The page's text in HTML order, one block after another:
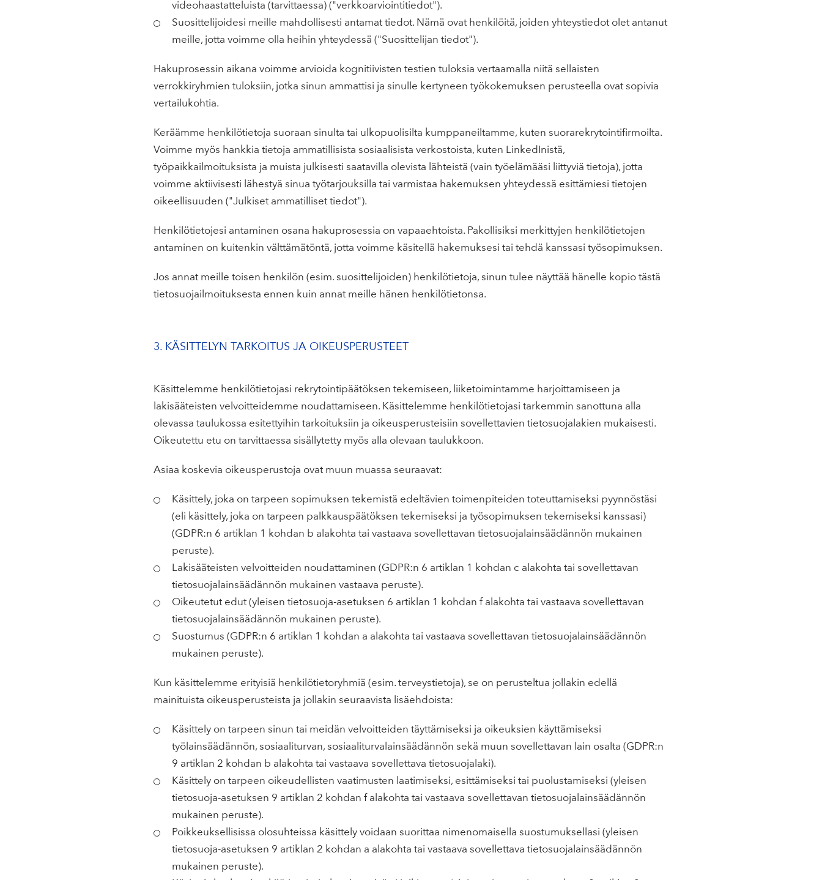
videohaastatteluista (tarvittaessa) ("verkkoarviointitiedot").
Suosittelijoidesi meille mahdollisesti antamat tiedot. Nämä ovat henkilöitä, joiden yhteystiedot olet antanut
meille, jotta voimme olla heihin yhteydessä ("Suosittelijan tiedot").
Hakuprosessin aikana voimme arvioida kognitiivisten testien tuloksia vertaamalla niitä sellaisten
verrokkiryhmien tuloksiin, jotka sinun ammattisi ja sinulle kertyneen työkokemuksen perusteella ovat sopivia
vertailukohtia.
Keräämme henkilötietoja suoraan sinulta tai ulkopuolisilta kumppaneiltamme, kuten suorarekrytointifirmoilta.
Voimme myös hankkia tietoja ammatillisista sosiaalisista verkostoista, kuten LinkedInistä,
työpaikkailmoituksista ja muista julkisesti saatavilla olevista lähteistä (vain työelämääsi liittyviä tietoja), jotta
voimme aktiivisesti lähestyä sinua työtarjouksilla tai varmistaa hakemuksen yhteydessä esittämiesi tietojen
oikeellisuuden ("Julkiset ammatilliset tiedot").
Henkilötietojesi antaminen osana hakuprosessia on vapaaehtoista. Pakollisiksi merkittyjen henkilötietojen
antaminen on kuitenkin välttämätöntä, jotta voimme käsitellä hakemuksesi tai tehdä kanssasi työsopimuksen.
Jos annat meille toisen henkilön (esim. suosittelijoiden) henkilötietoja, sinun tulee näyttää hänelle kopio tästä
tietosuojailmoituksesta ennen kuin annat meille hänen henkilötietonsa.
3. KÄSITTELYN TARKOITUS JA OIKEUSPERUSTEET
Käsittelemme henkilötietojasi rekrytointipäätöksen tekemiseen, liiketoimintamme harjoittamiseen ja
lakisääteisten velvoitteidemme noudattamiseen. Käsittelemme henkilötietojasi tarkemmin sanottuna alla
olevassa taulukossa esitettyihin tarkoituksiin ja oikeusperusteisiin sovellettavien tietosuojalakien mukaisesti.
Oikeutettu etu on tarvittaessa sisällytetty myös alla olevaan taulukkoon.
Asiaa koskevia oikeusperustoja ovat muun muassa seuraavat:
Käsittely, joka on tarpeen sopimuksen tekemistä edeltävien toimenpiteiden toteuttamiseksi pyynnöstäsi
(eli käsittely, joka on tarpeen palkkauspäätöksen tekemiseksi ja työsopimuksen tekemiseksi kanssasi)
(GDPR:n 6 artiklan 1 kohdan b alakohta tai vastaava sovellettavan tietosuojalainsäädännön mukainen
peruste).
Lakisääteisten velvoitteiden noudattaminen (GDPR:n 6 artiklan 1 kohdan c alakohta tai sovellettavan
tietosuojalainsäädännön mukainen vastaava peruste).
Oikeutetut edut (yleisen tietosuoja-asetuksen 6 artiklan 1 kohdan f alakohta tai vastaava sovellettavan
tietosuojalainsäädännön mukainen peruste).
Suostumus (GDPR:n 6 artiklan 1 kohdan a alakohta tai vastaava sovellettavan tietosuojalainsäädännön
mukainen peruste).
Kun käsittelemme erityisiä henkilötietoryhmiä (esim. terveystietoja), se on perusteltua jollakin edellä
mainituista oikeusperusteista ja jollakin seuraavista lisäehdoista:
Käsittely on tarpeen sinun tai meidän velvoitteiden täyttämiseksi ja oikeuksien käyttämiseksi
työlainsäädännön, sosiaaliturvan, sosiaaliturvalainsäädännön sekä muun sovellettavan lain osalta (GDPR:n
9 artiklan 2 kohdan b alakohta tai vastaava sovellettava tietosuojalaki).
Käsittely on tarpeen oikeudellisten vaatimusten laatimiseksi, esittämiseksi tai puolustamiseksi (yleisen
tietosuoja-asetuksen 9 artiklan 2 kohdan f alakohta tai vastaava sovellettavan tietosuojalainsäädännön
mukainen peruste).
Poikkeuksellisissa olosuhteissa käsittely voidaan suorittaa nimenomaisella suostumuksellasi (yleisen
tietosuoja-asetuksen 9 artiklan 2 kohdan a alakohta tai vastaava sovellettava tietosuojalainsäädännön
mukainen peruste).